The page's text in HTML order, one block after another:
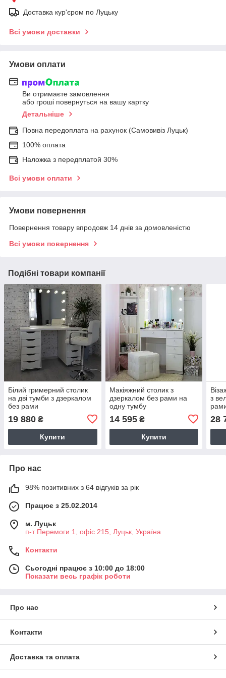
Доставка кур'єром по Луцьку
Всі умови доставки
Умови оплати
Ви отримаєте замовлення
або гроші повернуться на вашу картку
Детальніше
Повна передоплата на рахунок (Самовивіз Луцьк)
100% оплата
Наложка з передплатой 30%
Всі умови оплати
Умови повернення
Повернення товару впродовж 14 днів за домовленістю
Всі умови повернення
Подібні товари компанії
Білий гримерний столик
на дві тумби з дзеркалом
без рами
19 880 ₴
Купити
Макіяжний столик з
дзеркалом без рами на
одну тумбу
14 595₴
Купити
з
28
Про нас
98% позитивних з 64 відгуків за рік
Працює з 25.02.2014
м. Луцьк
п-т Перемоги 1, офіс 215, Луцьк, Україна
Контакти
Сьогодні працює з 10:00 до 18:00
Показати весь графік роботи
Про нас
Контакти
Доставка та оплата